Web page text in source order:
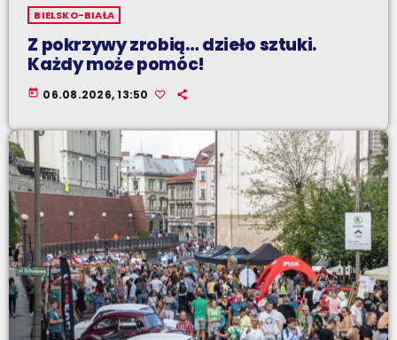
BIELSKO-BIAŁA
Z pokrzywy zrobią… dzieło sztuki.
Każdy może pomóc!
today 06.08.2026, 13:50